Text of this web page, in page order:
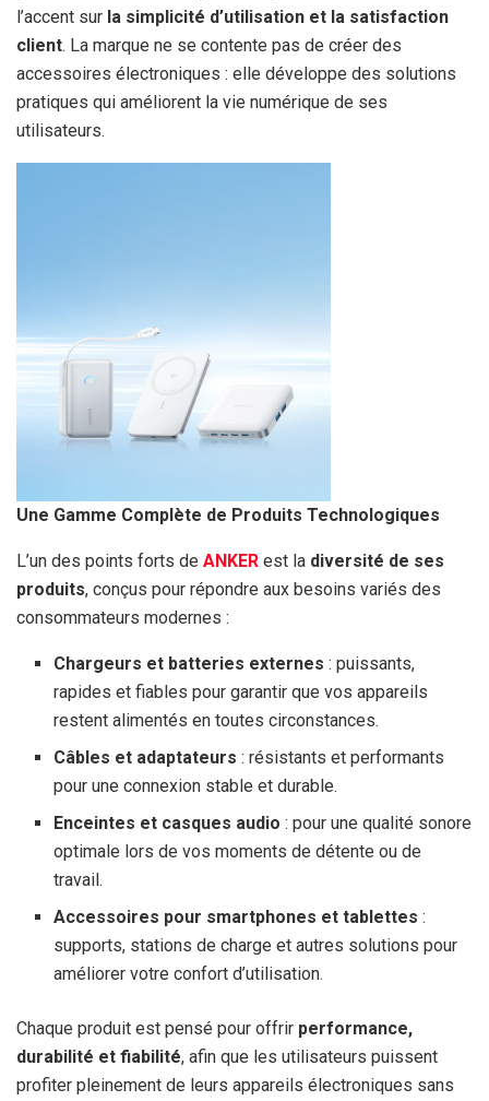
l’accent sur la simplicité d’utilisation et la satisfaction
client. La marque ne se contente pas de créer des
accessoires électroniques : elle développe des solutions
pratiques qui améliorent la vie numérique de ses
utilisateurs.
Une Gamme Complète de Produits Technologiques
L’un des points forts de ANKER est la diversité de ses
produits, conçus pour répondre aux besoins variés des
consommateurs modernes :
Chargeurs et batteries externes : puissants,
rapides et fiables pour garantir que vos appareils
restent alimentés en toutes circonstances.
Câbles et adaptateurs : résistants et performants
pour une connexion stable et durable.
Enceintes et casques audio : pour une qualité sonore
optimale lors de vos moments de détente ou de
travail.
Accessoires pour smartphones et tablettes :
supports, stations de charge et autres solutions pour
améliorer votre confort d’utilisation.
Chaque produit est pensé pour offrir performance,
durabilité et fiabilité, afin que les utilisateurs puissent
profiter pleinement de leurs appareils électroniques sans